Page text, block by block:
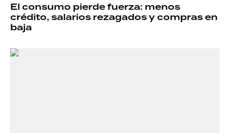
El consumo pierde fuerza: menos
crédito, salarios rezagados y compras en
baja